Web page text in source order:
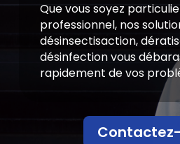
Que vous soyez
professionnel, nos
désinsectisaction,
désinfection vous
rapidement de vos